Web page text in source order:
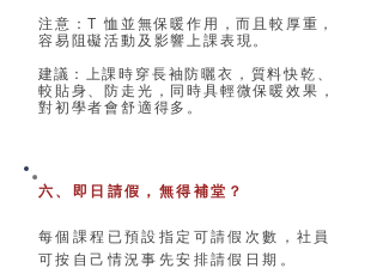
注意：T 恤並無保暖作用，而且較厚重，
容易阻礙活動及影響上課表現。
建議： 上課時穿長袖防曬衣，質料快乾、
較貼身、防走光，同時具輕微保暖效果，
對初學者會舒適得多。
六、即日請假，無得補堂？
每個課程已預設指定可請假次數，社員
可按自己情況事先安排請假日期。